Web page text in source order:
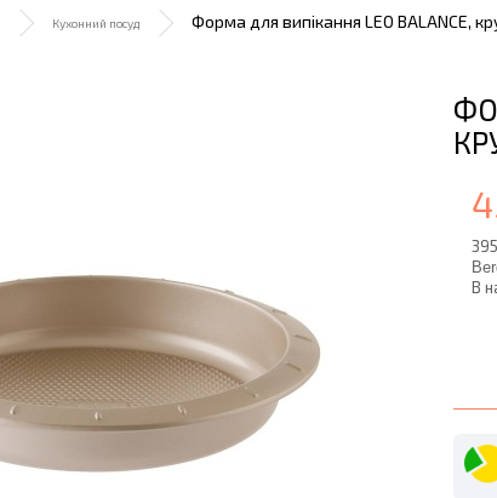
Кухонний посуд Форма для випікання LEO BALANCE,
В